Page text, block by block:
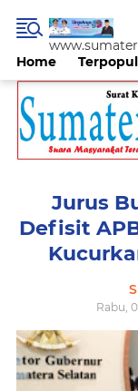
Home
Jurus
Defisit
Rabu,